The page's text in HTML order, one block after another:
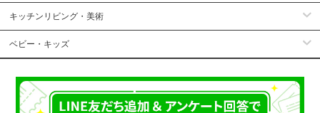
キッチンリビング・美術
ベビー・キッズ